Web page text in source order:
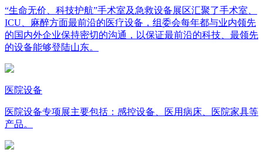
“生命无价、科技护航”手术室及急救设备展区汇聚了手术室、
ICU、麻醉方面最前沿的医疗设备，组委会每年都与业内领先
的国内外企业保持密切的沟通，以保证最前沿的科技、最领先
的设备能够登陆山东。
医院设备
医院设备专项展主要包括：感控设备、医用病床、医院家具等
产品。